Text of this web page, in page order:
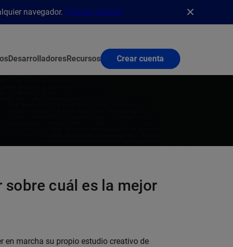
navegador. Obtener detalles
DesarrolladoresRecursos Crear cuenta
cuál es la mejor
en marcha su propio estudio creativo de